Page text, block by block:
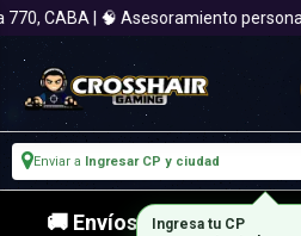
CABA | 🧠 Asesoramiento
Enviar a Ingresar CP y ciudad
🚚 Envíos rápidos a todo